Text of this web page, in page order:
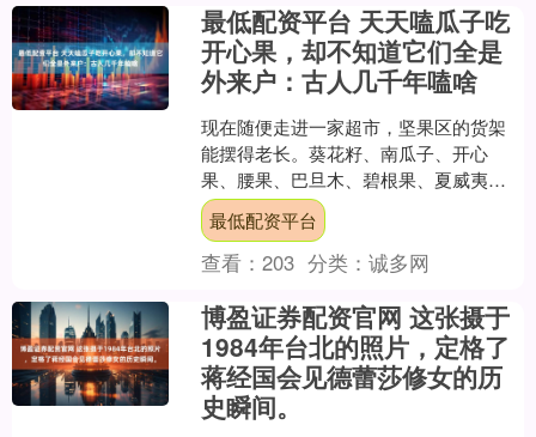
最低配资平台 天天嗑瓜子吃
开心果，却不知道它们全是
外来户：古人几千年嗑啥
现在随便走进一家超市，坚果区的货架
能摆得老长。葵花籽、南瓜子、开心
果、腰果、巴旦木、碧根果、夏威夷
果……琳琅满目，看着像是中国人嗑了
几千年的老东西。 但要是把这....
最低配资平台
查看：203 分类：诚多网
博盈证券配资官网 这张摄于
1984年台北的照片，定格了
蒋经国会见德蕾莎修女的历
史瞬间。